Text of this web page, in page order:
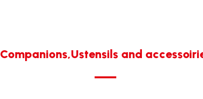
Companions,Ustensils and